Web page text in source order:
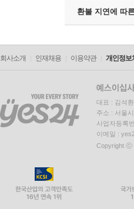
환불 지연에 따
회사소개 인재채용 이용약관 개인정보
대표 : 김석
주소 : 서울
사업자등록
이메일 :
Copyright ⓒ